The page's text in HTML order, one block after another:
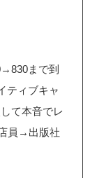
まで到
ティブキャ
て本音でレ
員→出版社